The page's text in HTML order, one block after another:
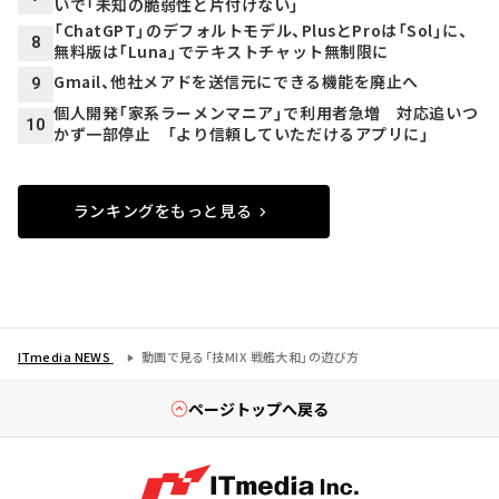
8
「ChatGPT」のデフォルトモデル、PlusとProは「Sol」に、
無料版は「Luna」でテキストチャット無制限に
9 Gmail、他社メアドを送信元にできる機能を廃止へ
10
個人開発「家系ラーメンマニア」で利用者急増 対応追いつ
かず一部停止 「より信頼していただけるアプリに」
ランキングをもっと見る
ITmedia NEWS 動画で見る「技MIX 戦艦大和」の遊び方
ページトップへ戻る